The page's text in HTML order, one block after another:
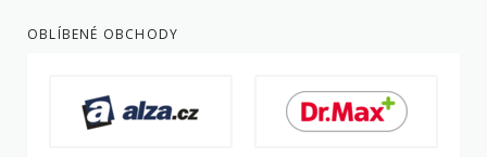
OBLÍBENÉ OBCHODY